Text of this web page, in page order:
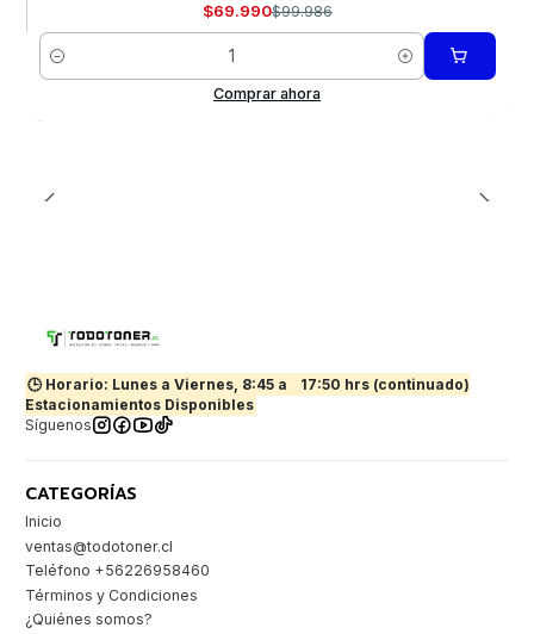
$69.990$99.986
Cantidad
Comprar ahora
🕒 Horario: Lunes a Viernes, 8:45 a
17:50 hrs (continuado)
Estacionamientos Disponibles
Síguenos
CATEGORÍAS
Inicio
ventas@todotoner.cl
Teléfono +56226958460
Términos y Condiciones
¿Quiénes somos?